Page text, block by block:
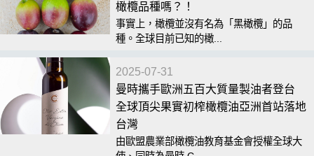
橄欖品種嗎？！
事實上，橄欖並沒有名為「黑橄欖」的品
種。全球目前已知的橄...
2025-07-31
曼時攜手歐洲五百大質量製油者登台
全球頂尖果實初榨橄欖油亞洲首站落地
台灣
由歐盟農業部橄欖油教育基金會授權全球大